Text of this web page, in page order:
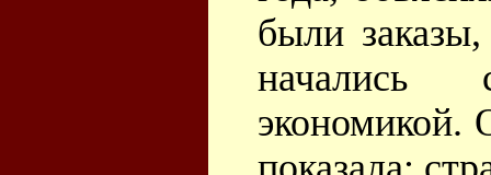
были
начались
экономикой.